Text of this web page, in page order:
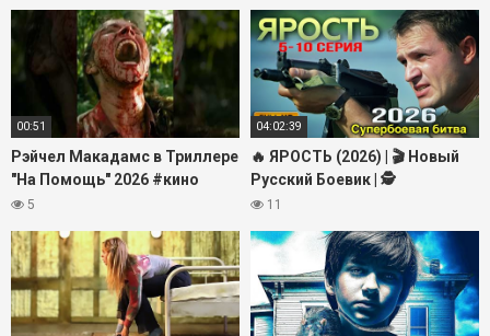
00:51
Рэйчел Макадамс в Триллере
"На Помощь" 2026 #кино
#daynighttv #триллер
5
04:02:39
🔥 ЯРОСТЬ (2026) | 🎬 Новый
Русский Боевик | 🕵️
Криминальный Триллер | 🎥
11